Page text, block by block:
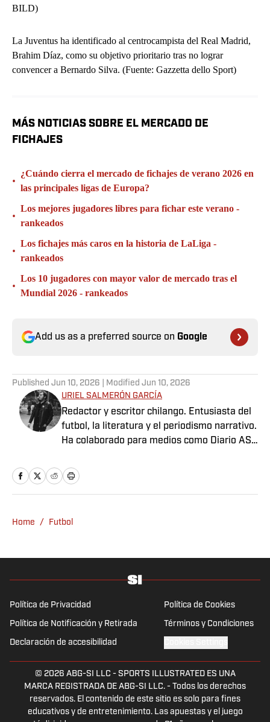
BILD)
La Juventus ha identificado al centrocampista del Real Madrid,
Brahim Díaz, como su objetivo prioritario tras no lograr
convencer a Bernardo Silva. (Fuente: Gazzetta dello Sport)
MÁS NOTICIAS SOBRE EL MERCADO DE
FICHAJES
•
¿Cuándo cierra el mercado de fichajes de verano 2026 en
las principales ligas de Europa?
•
Los mejores jugadores libres para fichar este verano -
rankeados
•
Los fichajes más caros en la historia de LaLiga -
rankeados
•
Los 10 jugadores con mayor valor de mercado tras el
Mundial 2026 - rankeados
Add us as a preferred source on Google
Published Jun 10, 2026 | Modified Jun 10, 2026
URIEL SALMERÓN GARCÍA
Redactor y escritor chilango. Entusiasta del
futbol, la literatura y el periodismo narrativo.
Ha colaborado para medios como Diario AS
Pie de Página, entre otros.
Home / Futbol
Política de Privacidad Política de Cookies
Política de Notificación y Retirada Términos y Condiciones
Declaración de accesibilidad
© 2026 ABG-SI LLC - SPORTS ILLUSTRATED ES UNA
MARCA REGISTRADA DE ABG-SI LLC. - Todos los derechos
reservados. El contenido de este sitio es solo para fines
educativos y de entretenimiento. Las apuestas y el juego